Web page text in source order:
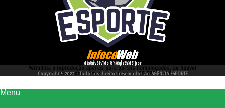
desenvolvido e hospedado por
Permitida a reprodução apenas para portais homologados, se houver
interesse entre em contato conosco 66 99977 4262
Copyright © 2022 - Todos os direitos reservados ao AGÊNCIA ESPORTE
Menu